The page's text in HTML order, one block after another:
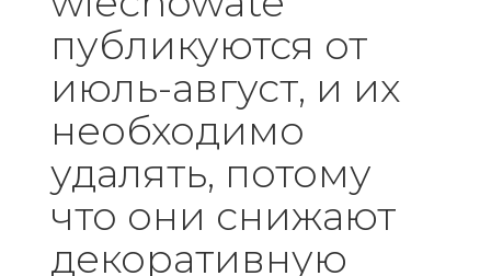
публикуются от
июль-август, и их
необходимо
удалять, потому
что они снижают
декоративную